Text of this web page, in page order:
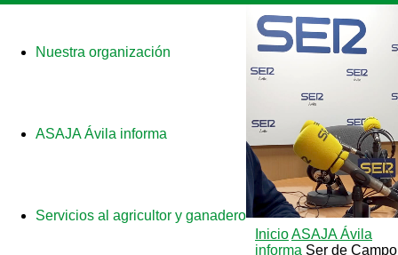
Nuestra organización
ASAJA Ávila informa
Servicios al agricultor y ganadero
InicioASAJA Ávila
informa Ser de Campo